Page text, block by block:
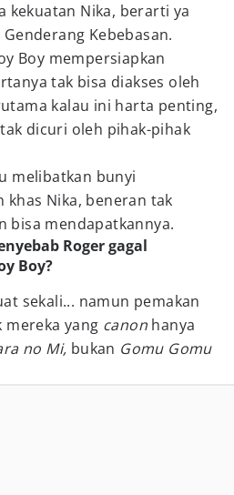
kekuatan Nika, berarti ya
Kebebasan.
Boy mempersiapkan
tak bisa diakses oleh
kalau ini harta penting,
dicuri oleh pihak-pihak
melibatkan bunyi
khas Nika, beneran tak
bisa mendapatkannya.
Roger gagal
Boy?
sekali... namun pemakan
mereka yang canon hanya
no Mi, bukan Gomu Gomu